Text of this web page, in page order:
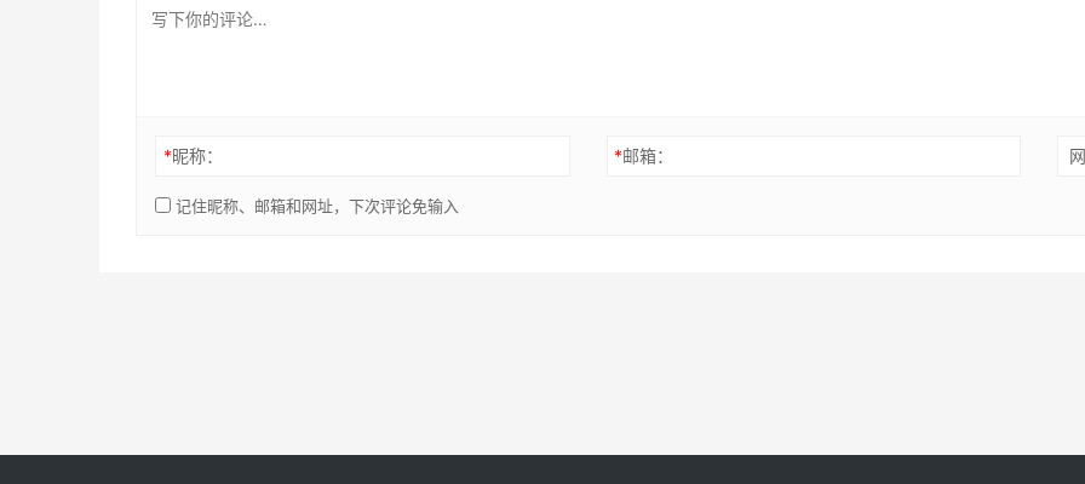
*昵称： *邮箱：
记住昵称、邮箱和网址，下次评论免输入